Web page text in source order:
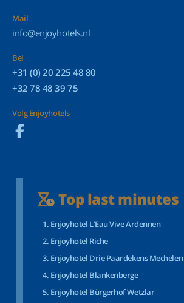
Mail
info@enjoyhotels.nl
Bel
+31 (0) 20 225 48 80
+32 78 48 39 75
Volg Enjoyhotels
Top last minutes
Enjoyhotel L’Eau Vive Ardennen
Enjoyhotel Riche
Enjoyhotel Drie Paardekens Mechelen
Enjoyhotel Blankenberge
Enjoyhotel Bürgerhof Wetzlar